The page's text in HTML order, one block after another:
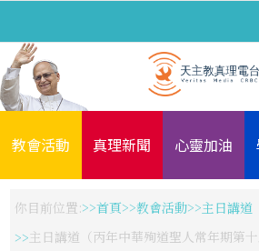
教會活動 真理新聞 心靈加油
你目前位置: 首頁 教會活動
主日講道
主日講道（丙年中華殉道聖人常年期第